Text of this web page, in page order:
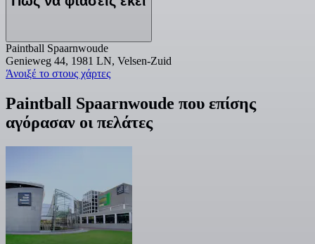
Paintball Spaarnwoude
Genieweg 44, 1981 LN, Velsen-Zuid
Άνοιξέ το στους χάρτες
Paintball Spaarnwoude που επίσης
αγόρασαν οι πελάτες